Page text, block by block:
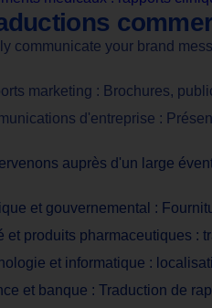
communicate your brand
marketing : Brochures,
d'entreprise :
auprès d'un large
et gouvernemental :
et produits pharmaceutiques :
et informatique :
et banque : Traduction de